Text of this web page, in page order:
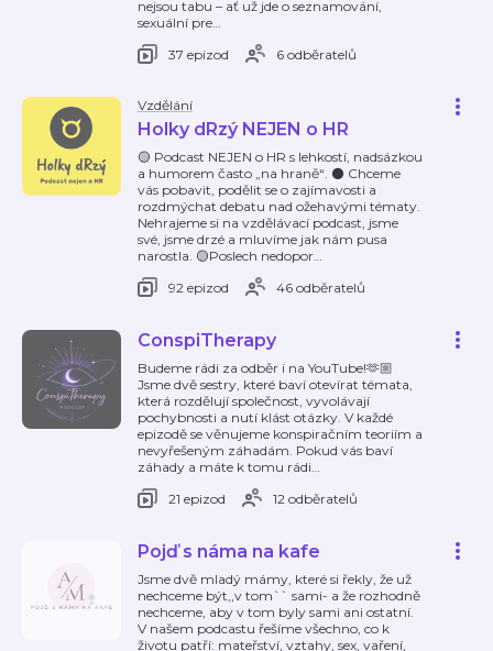
nejsou tabu – ať už jde o seznamování,
sexuální pre…
37 epizod
6 odběratelů
Vzdělání
Holky dRzý NEJEN o HR
🟡 Podcast NEJEN o HR s lehkostí, nadsázkou
a humorem často „na hraně“. ⚫️ Chceme
vás pobavit, podělit se o zajímavosti a
rozdmýchat debatu nad ožehavými tématy.
Nehrajeme si na vzdělávací podcast, jsme
své, jsme drzé a mluvíme jak nám pusa
narostla. 🟡Poslech nedopor…
92 epizod
46 odběratelů
ConspiTherapy
Budeme rádi za odběr i na YouTube!🫶🏼
Jsme dvě sestry, které baví otevírat témata,
která rozdělují společnost, vyvolávají
pochybnosti a nutí klást otázky. V každé
epizodě se věnujeme konspiračním teoriím a
nevyřešeným záhadám. Pokud vás baví
záhady a máte k tomu rádi…
21 epizod
12 odběratelů
Pojď s náma na kafe
Jsme dvě mladý mámy, které si řekly, že už
nechceme být,,v tom`` sami- a že rozhodně
nechceme, aby v tom byly sami ani ostatní.
V našem podcastu řešíme všechno, co k
životu patří: mateřství, vztahy, sex, vaření,